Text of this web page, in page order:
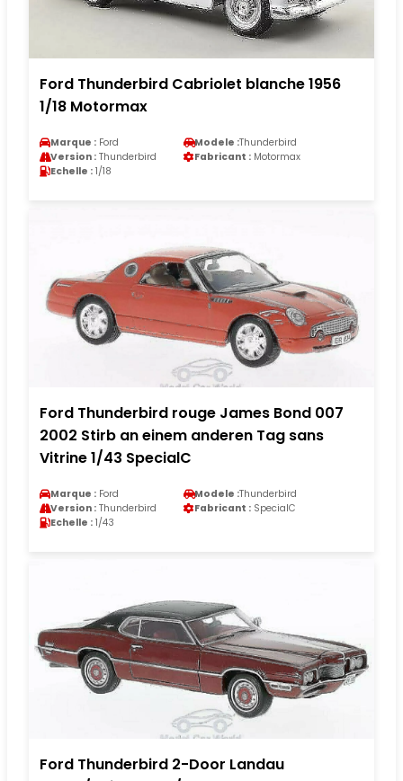
Ford Thunderbird Cabriolet blanche 1956
1/18 Motormax
Marque : Ford Modele :Thunderbird
Version : Thunderbird Fabricant : Motormax
Echelle : 1/18
Ford Thunderbird rouge James Bond 007
2002 Stirb an einem anderen Tag sans
Vitrine 1/43 SpecialC
Marque : Ford Modele :Thunderbird
Version : Thunderbird Fabricant : SpecialC
Echelle : 1/43
Ford Thunderbird 2-Door Landau